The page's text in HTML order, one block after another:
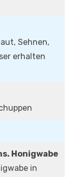
Sehnen,
erhalten
Honigwabe
in